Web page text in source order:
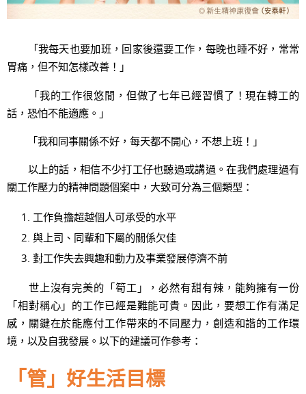
「我每天也要加班，回家後還要工作，每晚也睡不好，常常
胃痛，但不知怎樣改善！」
「我的工作很悠閒，但做了七年已經習慣了！現在轉工的
話，恐怕不能適應。」
「我和同事關係不好，每天都不開心，不想上班！」
以上的話，相信不少打工仔也聽過或講過。在我們處理過有
關工作壓力的精神問題個案中，大致可分為三個類型：
工作負擔超越個人可承受的水平
與上司、同輩和下屬的關係欠佳
對工作失去興趣和動力及事業發展停濟不前
世上沒有完美的「筍工」，必然有甜有辣，能夠擁有一份
「相對稱心」的工作已經是難能可貴。因此，要想工作有滿足
感，關鍵在於能應付工作帶來的不同壓力，創造和諧的工作環
境，以及自我發展。以下的建議可作參考：
「管」好生活目標